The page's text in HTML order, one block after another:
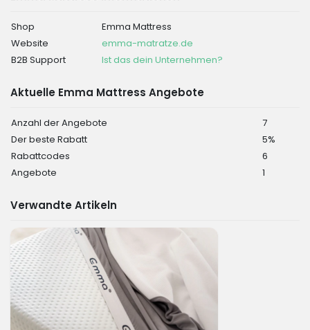
Shop
Emma Mattress
Website
emma-matratze.de
B2B Support
Ist das dein Unternehmen?
Aktuelle Emma Mattress Angebote
Anzahl der Angebote
7
Der beste Rabatt
5%
Rabattcodes
6
Angebote
1
Verwandte Artikeln